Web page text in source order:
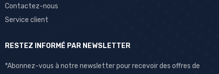
Contactez-nous
Service client
RESTEZ INFORMÉ PAR NEWSLETTER
*Abonnez-vous à notre newsletter pour recevoir des offres de